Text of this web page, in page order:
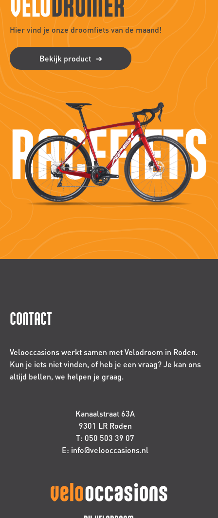
VELODROMER
Hier vind je onze droomfiets van de maand!
Bekijk product
CONTACT
Velooccasions werkt samen met Velodroom in Roden.
Kun je iets niet vinden, of heb je een vraag? Je kan ons
altijd bellen, we helpen je graag.
Kanaalstraat 63A
9301 LR Roden
T: 050 503 39 07
E: info@velooccasions.nl